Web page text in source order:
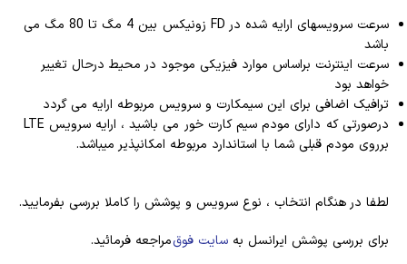
سرعت سرویسهای ارایه شده در FD زونیکس بین 4 مگ تا 80 مگ می
باشد
سرعت اینترنت براساس موارد فیزیکی موجود در محیط درحال تغییر
خواهد بود
ترافیک اضافی برای این سیمکارت و سرویس مربوطه ارایه می گردد
درصورتی که دارای مودم سیم کارت خور می باشید ، ارایه سرویس LTE
برروی مودم قبلی شما با استاندارد مربوطه امکانپذیر میباشد.
لطفا در هنگام انتخاب ، نوع سرویس و پوشش را کاملا بررسی بفرمایید.
برای بررسی پوشش ایرانسل به سایت فوقمراجعه فرمائید.